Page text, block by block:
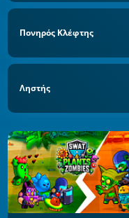
Πονηρός Κλέφτης
Ληστής